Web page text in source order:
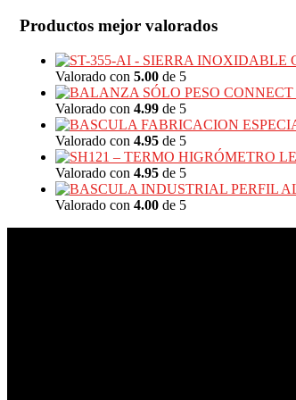
Productos mejor valorados
Valorado con 5.00 de 5
Valorado con 4.99 de 5
Valorado con 4.95 de 5
Valorado con 4.95 de 5
Valorado con 4.00 de 5